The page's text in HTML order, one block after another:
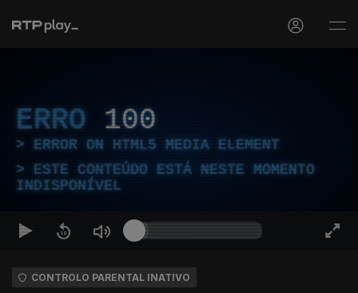
ERRO 100
ERROR ON HTML5 MEDIA ELEMENT
ESTE CONTEÚDO ESTÁ NESTE MOMENTO
INDISPONÍVEL
CONTROLO PARENTAL INATIVO